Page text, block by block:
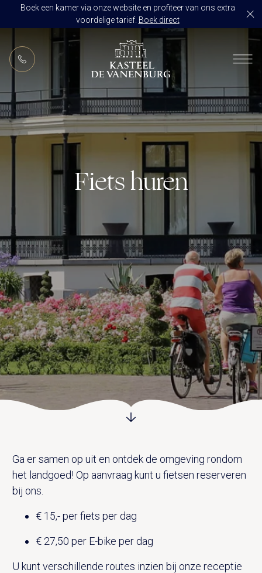
Boek een kamer via onze website en profiteer van ons extra
voordelige tarief. Boek direct
NL
RESTAURANT DE VANENBURG
BRASSERIE DE HOEVE
CULINAIR GENIETEN ARRANGEMENT
KAMERS
ARRANGEMENTEN
ALLES OP ÉÉN LOCATIE
VOORBEELDOFFERTE
TROUWLOCATIE ROUTE
ARRANGEMENTEN
CONGRES OF CONFERENTIE
VERGADERING
VERGADEREN MET OVERNACHTING
ZALEN
CONCERT
GROEPSDINER
UITVAART EN CONDOLEANCE
OVER KASTEEL DE VANENBURG
GESCHIEDENIS
ONS TEAM
AGENDA
PLATTEGROND
VERHALEN
IN DE OMGEVING
HUISREGELS EN VEELGESTELDE VRAGEN
Vanenburgerallee 13
3882 RH Putten
Route plannen
info@vanenburg.nl
0341 375 454
Fiets huren
Ga er samen op uit en ontdek de omgeving rondom
het landgoed! Op aanvraag kunt u fietsen reserveren
bij ons.
€ 15,- per fiets per dag
€ 27,50 per E-bike per dag
U kunt verschillende routes inzien bij onze receptie